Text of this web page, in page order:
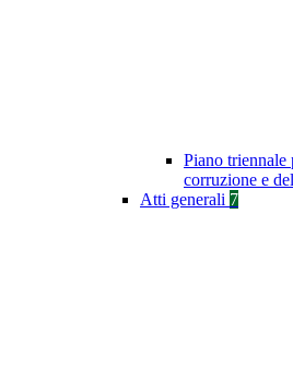
Piano triennale
corruzione e
Atti generali 7